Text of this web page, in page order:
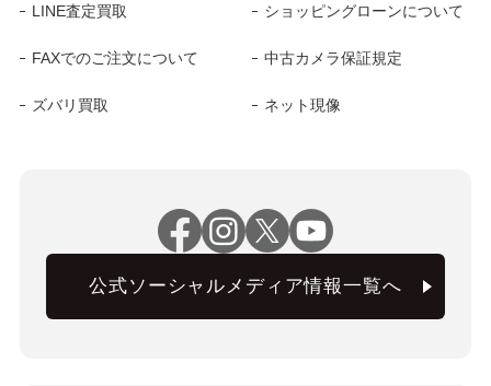
LINE査定買取 ショッピングローンについて
FAXでのご注文について 中古カメラ保証規定
ズバリ買取 ネット現像
公式ソーシャルメディア情報一覧へ